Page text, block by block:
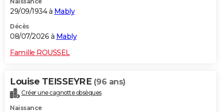
29/09/1934 à Mably
Décès
08/07/2026 à Mably
Famille ROUSSEL
Louise TEISSEYRE (96 ans)
Créer une cagnotte obsèques
Naissance